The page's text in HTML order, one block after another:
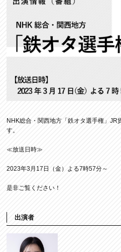
NHK総合・関西地方「鉄オタ選手権」JR
す。
≪放送日時≫
2023年3月17日（金）よる7時57分～
是非ご覧ください！
出演者